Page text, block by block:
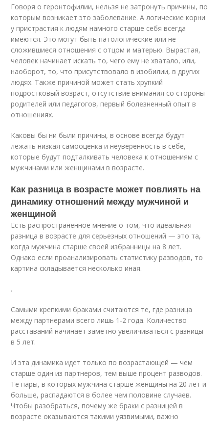
Говоря о геронтофилии, нельзя не затронуть причины, по
которым возникает это заболевание. А логические корни
у пристрастия к людям намного старше себя всегда
имеются. Это могут быть патологические или не
сложившиеся отношения с отцом и матерью. Вырастая,
человек начинает искать то, чего ему не хватало, или,
наоборот, то, что присутствовало в изобилии, в других
людях. Также причиной может стать хрупкий
подростковый возраст, отсутствие внимания со стороны
родителей или педагогов, первый болезненный опыт в
отношениях.
Каковы бы ни были причины, в основе всегда будут
лежать низкая самооценка и неуверенность в себе,
которые будут подталкивать человека к отношениям с
мужчинами или женщинами в возрасте.
Как разница в возрасте может повлиять на
динамику отношений между мужчиной и
женщиной
Есть распространенное мнение о том, что идеальная
разница в возрасте для серьезных отношений — это та,
когда мужчина старше своей избранницы на 8 лет.
Однако если проанализировать статистику разводов, то
картина складывается несколько иная.
.
Самыми крепкими браками считаются те, где разница
между партнерами всего лишь 1-2 года. Количество
расставаний начинает заметно увеличиваться с разницы
в 5 лет.
И эта динамика идет только по возрастающей — чем
старше один из партнеров, тем выше процент разводов.
Те пары, в которых мужчина старше женщины на 20 лет и
больше, распадаются в более чем половине случаев.
Чтобы разобраться, почему же браки с разницей в
возрасте оказываются такими уязвимыми, важно